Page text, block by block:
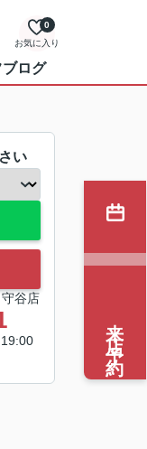
お気に入り
0
ログ
い
谷店
来店予約